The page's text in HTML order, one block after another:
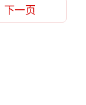
下一页